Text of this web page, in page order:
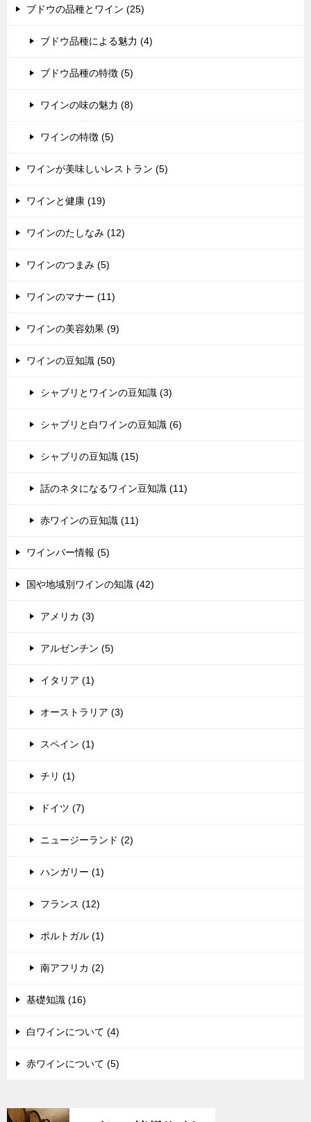
ブドウの品種とワイン (25)
ブドウ品種による魅力 (4)
ブドウ品種の特徴 (5)
ワインの味の魅力 (8)
ワインの特徴 (5)
ワインが美味しいレストラン (5)
ワインと健康 (19)
ワインのたしなみ (12)
ワインのつまみ (5)
ワインのマナー (11)
ワインの美容効果 (9)
ワインの豆知識 (50)
シャブリとワインの豆知識 (3)
シャブリと白ワインの豆知識 (6)
シャブリの豆知識 (15)
話のネタになるワイン豆知識 (11)
赤ワインの豆知識 (11)
ワインバー情報 (5)
国や地域別ワインの知識 (42)
アメリカ (3)
アルゼンチン (5)
イタリア (1)
オーストラリア (3)
スペイン (1)
チリ (1)
ドイツ (7)
ニュージーランド (2)
ハンガリー (1)
フランス (12)
ポルトガル (1)
南アフリカ (2)
基礎知識 (16)
白ワインについて (4)
赤ワインについて (5)